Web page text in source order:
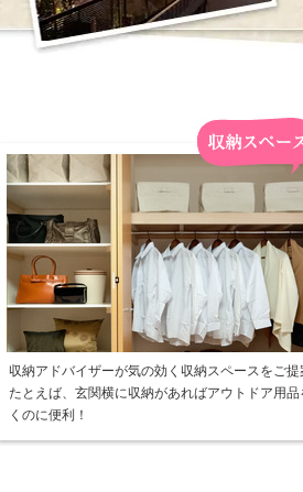
収納アドバイザーが気の効く収納スペースをご提
たとえば、玄関横に収納があればアウトドア用品
くのに便利！